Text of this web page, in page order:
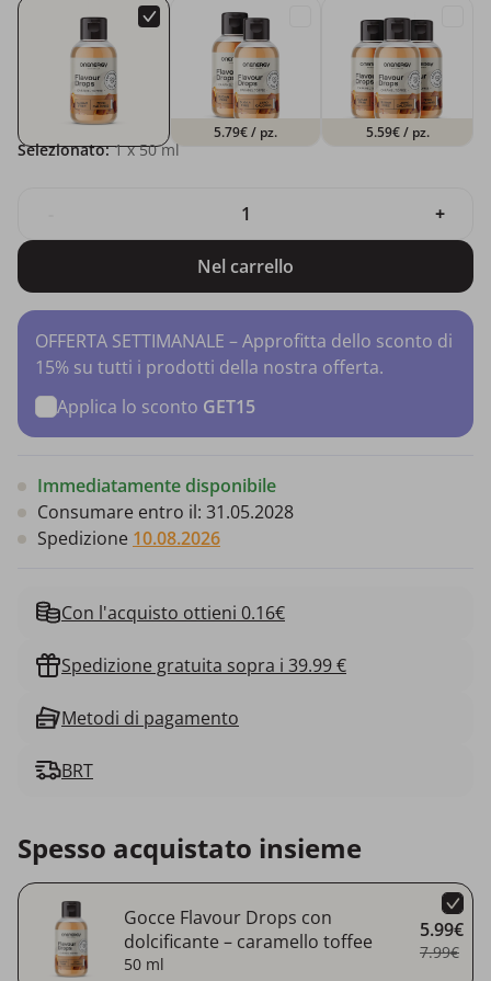
5.79€/ pz. 5.59€/ pz.
Selezionato: 1x 50 ml
+
Nel carrello
OFFERTA SETTIMANALE – Approfitta dello sconto di
15% su tutti i prodotti della nostra offerta.
Applica lo sconto GET15
Immediatamente disponibile
Consumare entro il: 31.05.2028
Spedizione 10.08.2026
Con l'acquisto ottieni 0.16€
Spedizione gratuita sopra i 39.99 €
Metodi di pagamento
BRT
Spesso acquistato insieme
Gocce Flavour Drops con
dolcificante – caramello toffee
50 ml
5.99€
7.99€